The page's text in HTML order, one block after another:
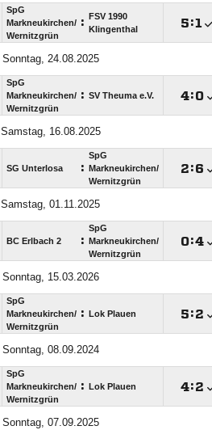
SpG
Markneukirchen/​
Wernitzgrün
:
FSV 1990
Klingenthal
:
Sonntag, 24.08.2025
SpG
Markneukirchen/​
Wernitzgrün
: SV Theuma e.V. :
Samstag, 16.08.2025
SG Unterlosa :
SpG
Markneukirchen/​
Wernitzgrün
:
Samstag, 01.11.2025
BC Erlbach 2 :
SpG
Markneukirchen/​
Wernitzgrün
:
Sonntag, 15.03.2026
SpG
Markneukirchen/​
Wernitzgrün
: Lok Plauen :
Sonntag, 08.09.2024
SpG
Markneukirchen/​
Wernitzgrün
: Lok Plauen :
Sonntag, 07.09.2025